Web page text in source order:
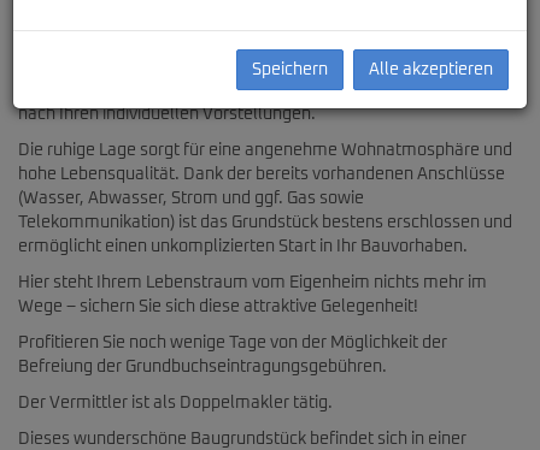
Verwirklichung Ihres Wohntraums. Ob Ein- oder Zweifamilienhaus
– hier eröffnen sich vielseitige Bebauungsmöglichkeiten ganz
nach Ihren individuellen Vorstellungen.
Die ruhige Lage sorgt für eine angenehme Wohnatmosphäre und
hohe Lebensqualität. Dank der bereits vorhandenen Anschlüsse
(Wasser, Abwasser, Strom und ggf. Gas sowie
Telekommunikation) ist das Grundstück bestens erschlossen und
ermöglicht einen unkomplizierten Start in Ihr Bauvorhaben.
Hier steht Ihrem Lebenstraum vom Eigenheim nichts mehr im
Wege – sichern Sie sich diese attraktive Gelegenheit!
Profitieren Sie noch wenige Tage von der Möglichkeit der
Befreiung der Grundbuchseintragungsgebühren.
Der Vermittler ist als Doppelmakler tätig.
Dieses wunderschöne Baugrundstück befindet sich in einer
Speichern Alle akzeptieren